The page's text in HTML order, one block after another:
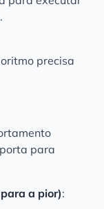
precisa
para
a pior):